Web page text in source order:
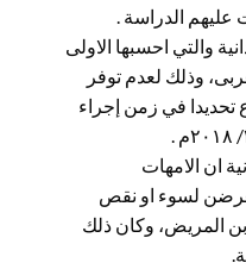
عليهم الدراسة .
والتي احسبها الاولى
وذلك لعدم توفر
تحديدا في زمن إجراء
ان الامهات
لسوء او نقص
المريض، وكان ذلك